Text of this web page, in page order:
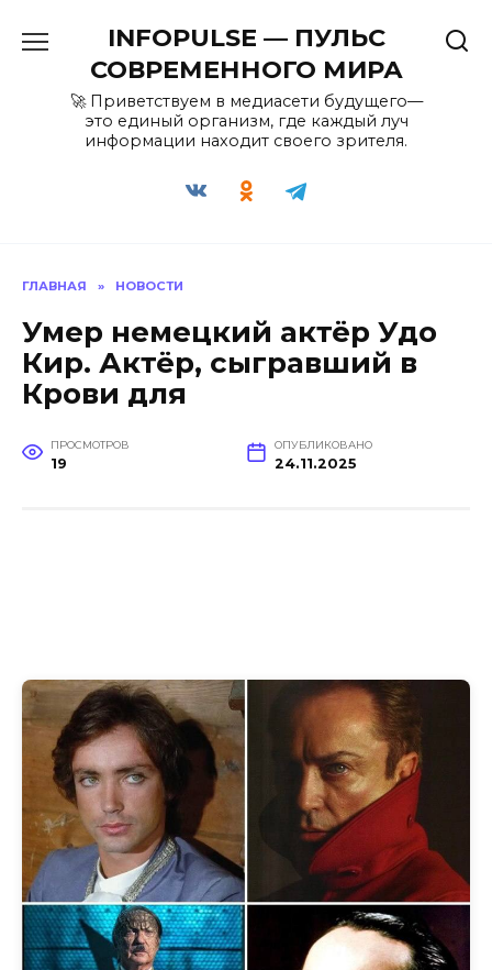
содержанию
INFOPULSE — ПУЛЬС
СОВРЕМЕННОГО МИРА
🚀 Приветствуем в медиасети будущего—
это единый организм, где каждый луч
информации находит своего зрителя.
ГЛАВНАЯ » НОВОСТИ
Умер немецкий актёр Удо
Кир. Актёр, сыгравший в
Крови для
ПРОСМОТРОВ
19
ОПУБЛИКОВАНО
24.11.2025